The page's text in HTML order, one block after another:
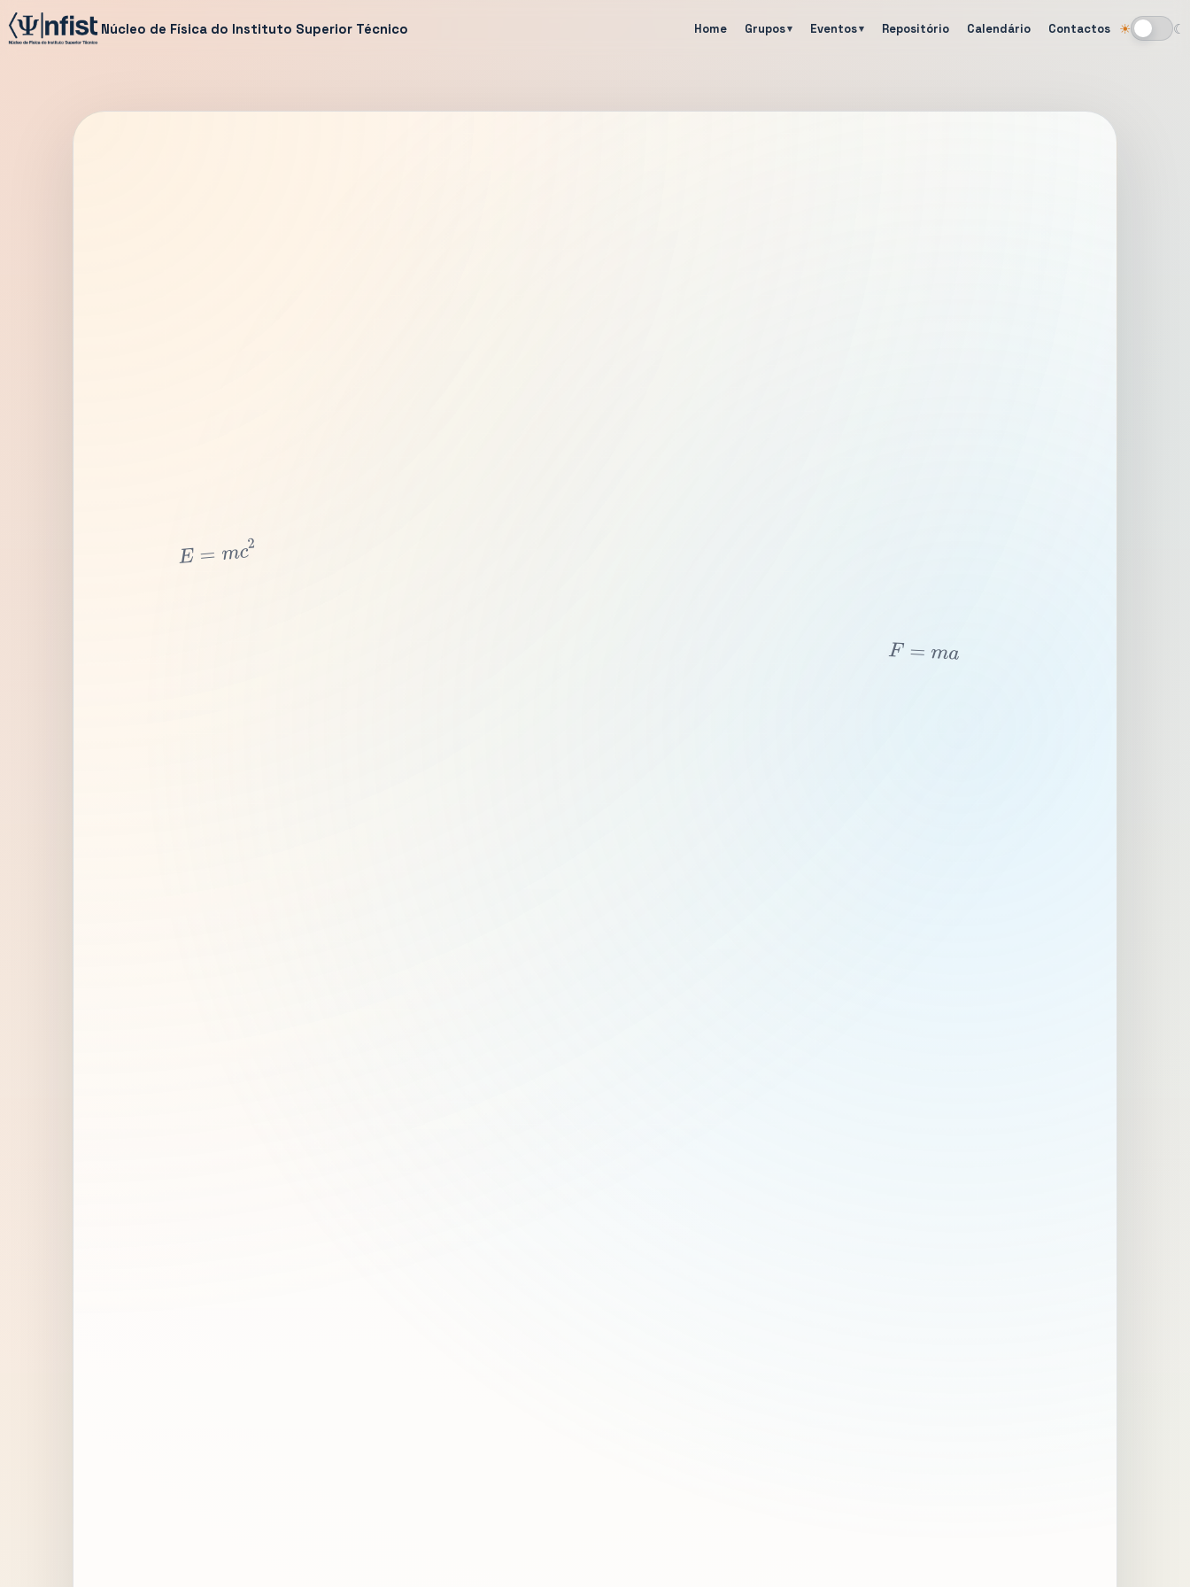
Núcleo de Física do Instituto Superior Técnico Home Grupos Eventos Repositório Calendário Contactos ☀ ☾
Alternar tema
E= 2
F =ma